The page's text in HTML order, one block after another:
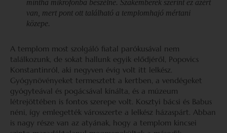
mintha mikrofonba beszélne. Szakemberek szerint ez azért
van, mert pont ott található a templomhajó mértani
közepe.
A templom most szolgáló fiatal parókusával nem
találkozunk, de sokat hallunk egyik elődjéről, Popovics
Konstantinról, aki negyven évig volt itt lelkész.
Gyógynövényeket termesztett a kertben, a vendégeket
gyógyteával és pogácsával kínálta, és a múzeum
létrejöttében is fontos szerepe volt. Kosztyi bácsi és Babus
néni, így emlegették városszerte a lelkész házaspárt. Abban
is nagy része van az atyának, hogy a templom kincsei